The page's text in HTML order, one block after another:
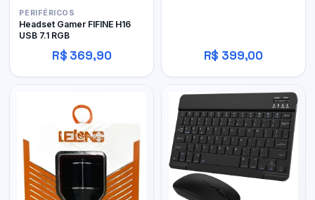
PERIFÉRICOS
Headset Gamer FIFINE H16
USB 7.1 RGB
R$ 369,90 R$ 399,00